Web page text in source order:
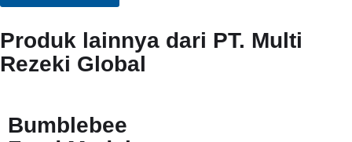
Produk lainnya dari PT. Multi
Rezeki Global
Bumblebee